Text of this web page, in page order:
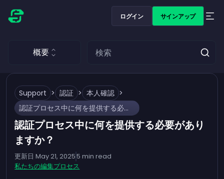
ログイン サインアップ
概要
Support > 認証 > 本人確認 >
認証プロセス中に何を提供する必要がありますか？
認証プロセス中に何を提供する必要があり
ますか？
更新日 May 21, 20255 min read
私たちの編集プロセス